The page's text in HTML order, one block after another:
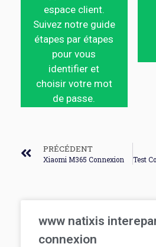
espace client.
Suivez notre guide
étapes par étapes
pour vous
identifier et
choisir votre mot
de passe.
PRÉCÉDENT
Xiaomi M365 Connexion
www natixis
connexion